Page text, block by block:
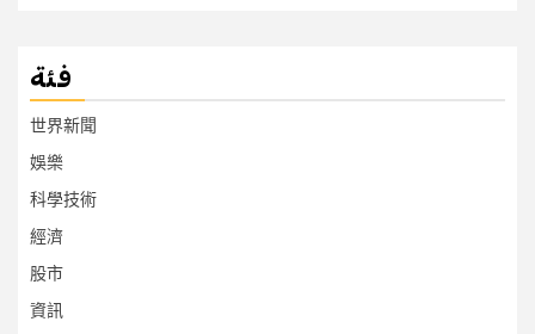
فئة
世界新聞
娛樂
科學技術
經濟
股市
資訊